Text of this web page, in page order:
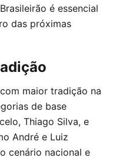
é essencial
das próximas
maior tradição na
de base
Thiago Silva, e
André e Luiz
cenário nacional e